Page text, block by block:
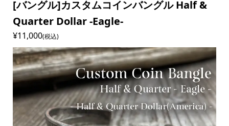
[バングル]カスタムコインバングル Half &
Quarter Dollar -Eagle-
¥11,000(税込)